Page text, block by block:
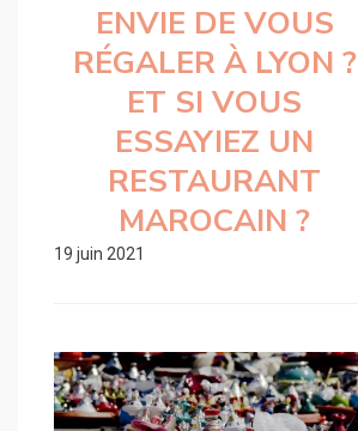
ENVIE DE VOUS
RÉGALER À LYON ?
ET SI VOUS
ESSAYIEZ UN
RESTAURANT
MAROCAIN ?
19 juin 2021